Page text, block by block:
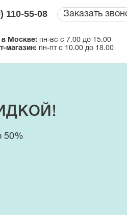
110-55-08 Заказать
Москве: пн-вс с 7.00 до 15.00
магазин: пн-пт с 10.00 до 18.00
50%